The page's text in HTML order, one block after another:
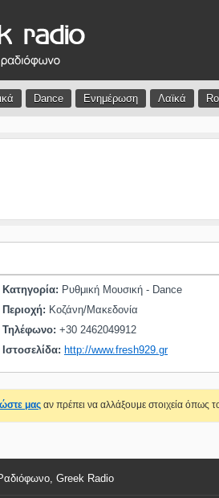
Dance Ενημέρωση Λαϊκά
Κατηγορία: Ρυθμική Μουσική - Dance
Περιοχή: Κοζάνη/Μακεδονία
Τηλέφωνο: +30 2462049912
Ιστοσελίδα: http://www.fresh929.gr
μας αν πρέπει να αλλάξουμε στοιχεία όπως
Greek Radio